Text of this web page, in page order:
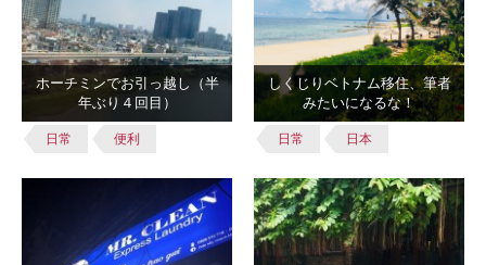
ホーチミンでお引っ越し（半
年ぶり４回目）
日常 便利
しくじりベトナム移住、筆者
みたいになるな！
日常 日本